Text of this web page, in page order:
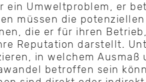
ein Umweltproblem, er
müssen die potenziellen
die er für ihren
Reputation darstellt.
in welchem Ausmaß
betroffen sein